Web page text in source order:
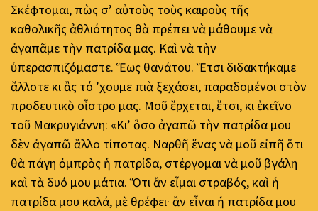
Σκέφτομαι, πὼς σ’ αὐτοὺς τοὺς καιροὺς τῆς
καθολικῆς ἀθλιότητος θὰ πρέπει νὰ μάθουμε νὰ
ἀγαπᾶμε τὴν πατρίδα μας. Καὶ νὰ τὴν
ὑπερασπιζόμαστε. Ἕως θανάτου. Ἔτσι διδακτήκαμε
ἄλλοτε κι ἂς τό ’χουμε πιὰ ξεχάσει, παραδομένοι στὸν
προδευτικὸ οἶστρο μας. Μοῦ ἔρχεται, ἔτσι, κι ἐκεῖνο
τοῦ Μακρυγιάννη: «Κι’ ὅσο ἀγαπῶ τὴν πατρίδα μου
δὲν ἀγαπῶ ἄλλο τίποτας. Ναρθῆ ἕνας νὰ μοῦ εἰπῆ ὅτι
θὰ πάγη ὀμπρὸς ἡ πατρίδα, στέργομαι νὰ μοῦ βγάλη
καὶ τὰ δυό μου μάτια. Ὅτι ἂν εἶμαι στραβός, καὶ ἡ
πατρίδα μου καλά, μὲ θρέφει· ἂν εἶναι ἡ πατρίδα μου